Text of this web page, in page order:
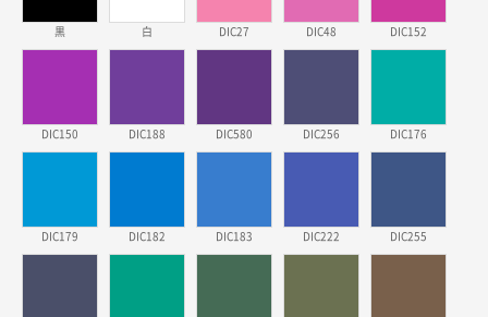
希望の商品、値段であった。いぜん注文したことがあ
東京都株社様
ECOワンポイントポリ袋 A4サイズ（白）500枚
埼玉県のお客様
黒 白 DIC27 DIC48 DIC152
DIC150 DIC188 DIC580 DIC256 DIC176
DIC179 DIC182 DIC183 DIC222 DIC255